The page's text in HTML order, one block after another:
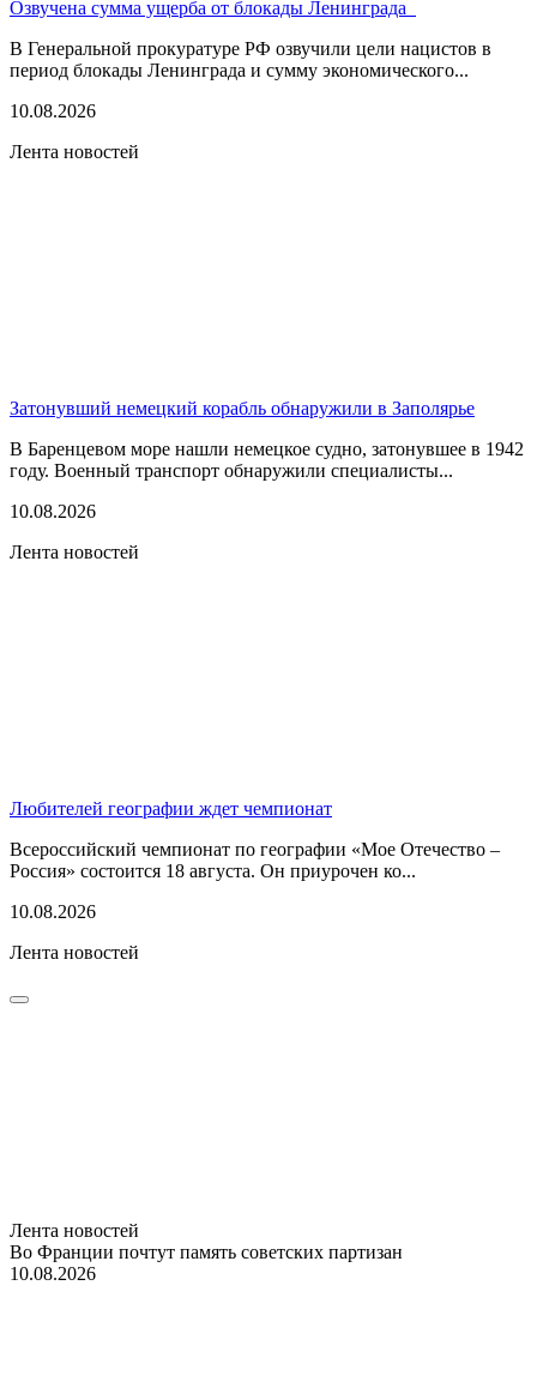
Озвучена сумма ущерба от блокады Ленинграда
В Генеральной прокуратуре РФ озвучили цели нацистов в
период блокады Ленинграда и сумму экономического...
10.08.2026
Лента новостей
Затонувший немецкий корабль обнаружили в Заполярье
В Баренцевом море нашли немецкое судно, затонувшее в 1942
году. Военный транспорт обнаружили специалисты...
10.08.2026
Лента новостей
Любителей географии ждет чемпионат
Всероссийский чемпионат по географии «Мое Отечество –
Россия» состоится 18 августа. Он приурочен ко...
10.08.2026
Лента новостей
Лента новостей
Во Франции почтут память советских партизан
10.08.2026